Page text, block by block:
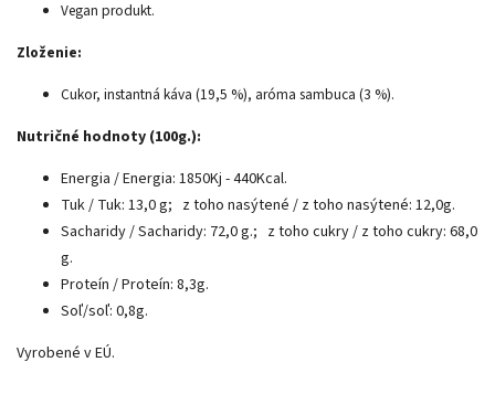
Vegan produkt.
Zloženie:
Cukor, instantná káva (19,5 %), aróma sambuca (3 %).
Nutričné ​​hodnoty (100g.):
Energia / Energia: 1850Kj - 440Kcal.
Tuk / Tuk: 13,0 g; z toho nasýtené / z toho nasýtené: 12,0g.
Sacharidy / Sacharidy: 72,0 g.; z toho cukry / z toho cukry: 68,0
g.
Proteín / Proteín: 8,3g.
Soľ/soľ: 0,8g.
Vyrobené v EÚ.